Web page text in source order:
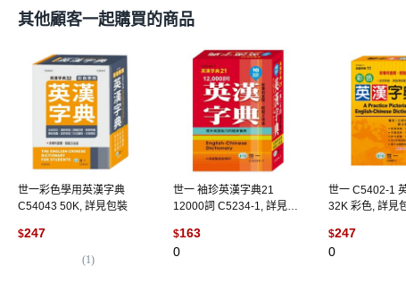
其他顧客一起購買的商品
世一彩色學用英漢字典
C54043 50K, 詳見包裝
$247
(1)
世一 袖珍英漢字典21
12000詞 C5234-1, 詳見包
$163
0
世一 C5402-1
32K 彩色, 詳見
$247
0